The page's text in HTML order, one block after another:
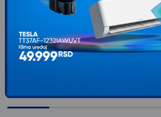
NJOY Horus Plus 1500 900W UPS
(PWUP-LI150H1-AZ01B)
Tip uređaja: UPS, Snaga (VA): 1500, Snaga (W):
900...
12.39900RSD